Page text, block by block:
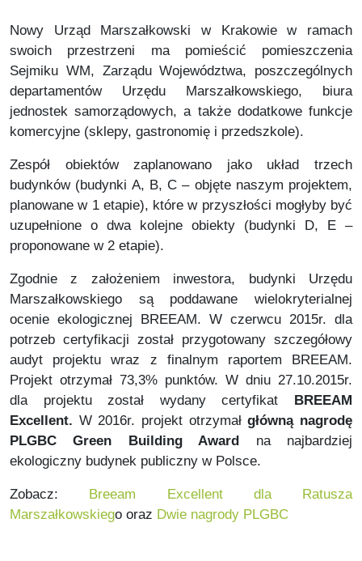
Nowy Urząd Marszałkowski w Krakowiew ramach
swoich przestrzeni ma pomieścić pomieszczenia
Sejmiku WM, Zarządu Województwa, poszczególnych
departamentów Urzędu Marszałkowskiego, biura
jednostek samorządowych, a także dodatkowe funkcje
komercyjne (sklepy, gastronomię i przedszkole).
Zespół obiektów zaplanowano jako układ trzech
budynków (budynki A, B, C – objęte naszym projektem,
planowane w 1 etapie), które w przyszłości mogłyby być
uzupełnione o dwa kolejne obiekty (budynki D, E –
proponowane w 2 etapie).
Zgodnie z założeniem inwestora, budynki Urzędu
Marszałkowskiego są poddawane wielokryterialnej
ocenie ekologicznej BREEAM. W czerwcu 2015r. dla
potrzeb certyfikacji został przygotowany szczegółowy
audyt projektu wraz z finalnym raportem BREEAM.
Projekt otrzymał 73,3% punktów. W dniu 27.10.2015r.
dla projektu został wydany certyfikat BREEAM
Excellent. W 2016r. projekt otrzymałgłówną nagrodę
PLGBC Green Building Award na najbardziej
ekologiczny budynek publiczny w Polsce.
Zobacz: Breeam Excellent dla Ratusza
Marszałkowskiego oraz Dwie nagrody PLGBC